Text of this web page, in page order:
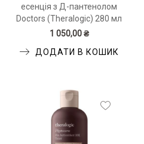
есенція з Д-пантенолом
Doctors (Theralogic) 280 мл
1 050,00 ₴
ДОДАТИ В КОШИК